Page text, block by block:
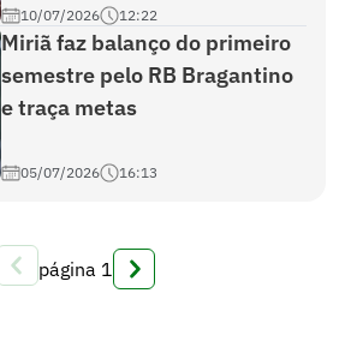
10/07/2026 12:22
Miriã faz balanço do primeiro
semestre pelo RB Bragantino
e traça metas
05/07/2026 16:13
página 1